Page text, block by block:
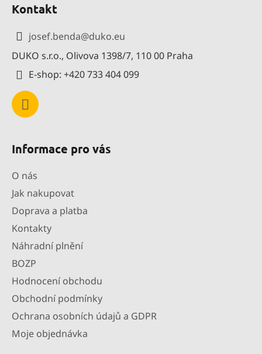
Kontakt
josef.benda@duko.eu
DUKO s.r.o., Olivova 1398/7, 110 00 Praha
E-shop: +420 733 404 099
Informace pro vás
O nás
Jak nakupovat
Doprava a platba
Kontakty
Náhradní plnění
BOZP
Hodnocení obchodu
Obchodní podmínky
Ochrana osobních údajů a GDPR
Moje objednávka